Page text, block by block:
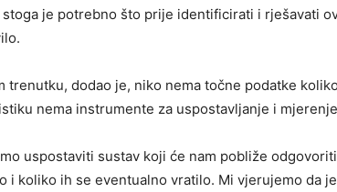
stoga je potrebno što prije identificirati i rješavati
trenutku, dodao je, niko nema točne podatke
nema instrumente za uspostavljanje i
uspostaviti sustav koji će nam pobliže
i koliko ih se eventualno vratilo. Mi vjerujemo da